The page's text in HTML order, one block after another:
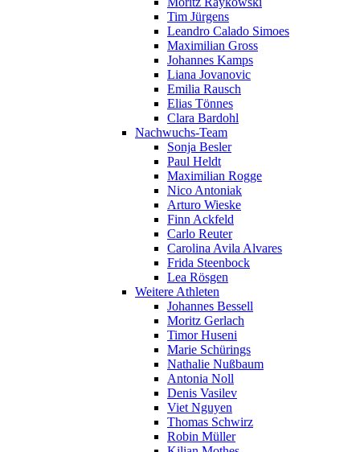
Tim Jürgens
Leandro Calado Simoes
Maximilian Gross
Johannes Kamps
Liana Jovanovic
Emilia Rausch
Elias Tönnes
Clara Bardohl
Nachwuchs-Team
Sonja Besler
Paul Heldt
Maximilian Rogge
Nico Antoniak
Arturo Wieske
Finn Ackfeld
Carlo Reuter
Carolina Avila Alvares
Frida Steenbock
Lea Rösgen
Weitere Athleten
Johannes Bessell
Moritz Gerlach
Timor Huseni
Marie Schürings
Nathalie Nußbaum
Antonia Noll
Denis Vasilev
Viet Nguyen
Thomas Schwirz
Robin Müller